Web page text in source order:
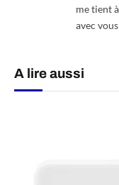
me tient
avec
A lire aussi